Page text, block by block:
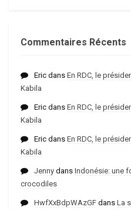
Commentaires Récents
Eric dans En RDC, le
Kabila
Eric dans En RDC, le
Kabila
Eric dans En RDC, le
Kabila
Jenny dans Indonésie: une
crocodiles
HwfXxBdpWAzGF dans La